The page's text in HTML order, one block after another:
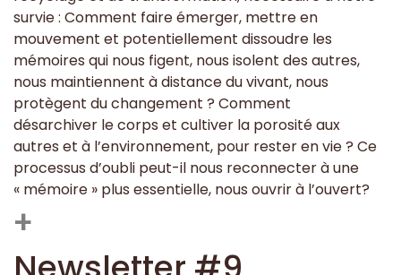
survie : Comment faire émerger, mettre en
mouvement et potentiellement dissoudre les
mémoires qui nous figent, nous isolent des autres,
nous maintiennent à distance du vivant, nous
protègent du changement ? Comment
désarchiver le corps et cultiver la porosité aux
autres et à l’environnement, pour rester en vie ? Ce
processus d’oubli peut-il nous reconnecter à une
« mémoire » plus essentielle, nous ouvrir à l’ouvert?
+